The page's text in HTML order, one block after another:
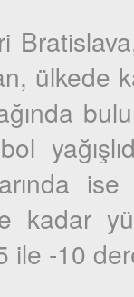
ülkede
kadar
ile -10